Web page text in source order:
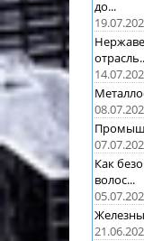
до...
Как
волос...